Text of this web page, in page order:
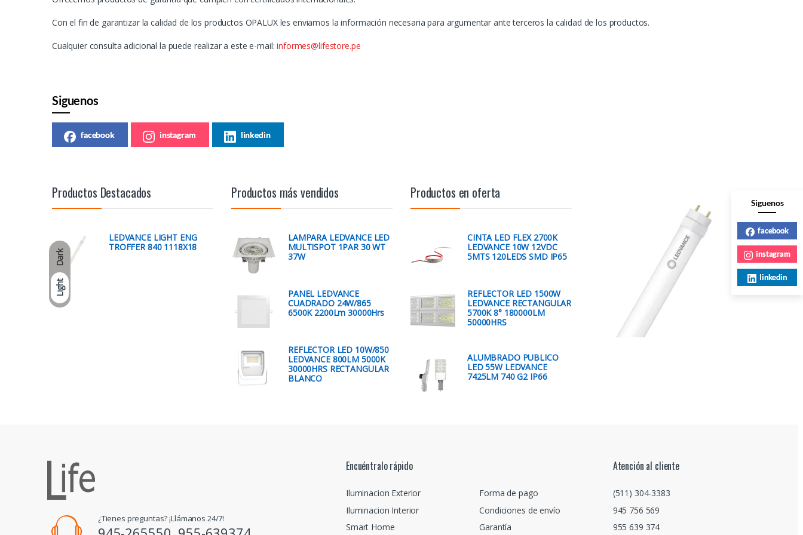
Dark
Light
Con el fin de garantizar la calidad de los productos OPALUX les enviamos la información necesaria para argumentar ante terceros la calidad de los productos.
Cualquier consulta adicional la puede realizar a este e-mail:informes@lifestore.pe
Siguenos
facebook instagram linkedin
Productos Destacados
LEDVANCE LIGHT ENG
TROFFER 840 1118X18
Productos más vendidos
LAMPARA LEDVANCE LED
MULTISPOT 1PAR 30 WT
37W
PANEL LEDVANCE
CUADRADO 24W/865
6500K 2200Lm 30000Hrs
REFLECTOR LED 10W/850
LEDVANCE 800LM 5000K
30000HRS RECTANGULAR
BLANCO
Productos en oferta
CINTA LED FLEX 2700K
LEDVANCE 10W 12VDC
5MTS 120LEDS SMD IP65
REFLECTOR LED 1500W
LEDVANCE RECTANGULAR
5700K 8° 180000LM
50000HRS
ALUMBRADO PUBLICO
LED 55W LEDVANCE
7425LM 740 G2 IP66
¿Tienes preguntas? ¡Llámanos 24/7!
Encuéntralo rápido
Iluminacion Exterior
Iluminacion Interior
Smart Home
Forma de pago
Condiciones de envío
Garantía
Atención al cliente
(511) 304-3383
945 756 569
955 639 374
Siguenos
facebook
instagram
linkedin